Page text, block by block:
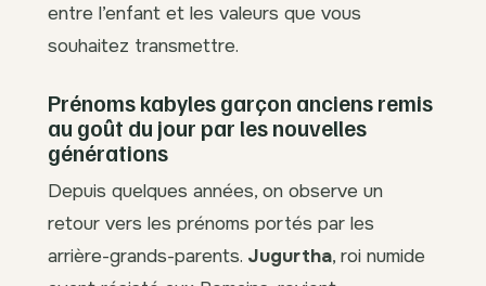
entre l’enfant et les valeurs que vous
souhaitez transmettre.
Prénoms kabyles garçon anciens remis
au goût du jour par les nouvelles
générations
Depuis quelques années, on observe un
retour vers les prénoms portés par les
arrière-grands-parents. Jugurtha, roi numide